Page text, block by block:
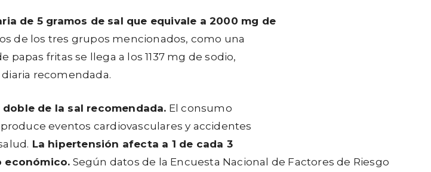
de 5 gramos de sal que equivale a 2000 mg de
de los tres grupos mencionados, como una
fritas se llega a los 1137 mg de sodio,
recomendada.
de la sal recomendada. El consumo
eventos cardiovasculares y accidentes
La hipertensión afecta a 1 de cada 3
económico. Según datos de la Encuesta Nacional de Factores de Riesgo